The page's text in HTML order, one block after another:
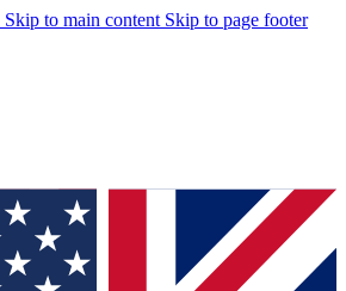
Skip to main content Skip to page footer